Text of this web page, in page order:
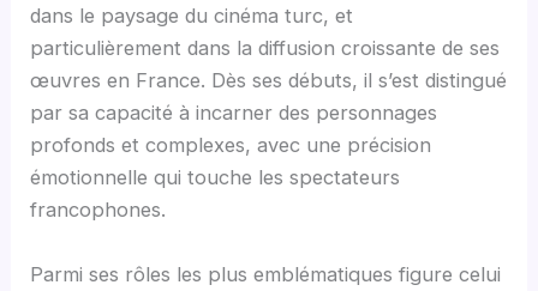
dans le paysage du cinéma turc, et
particulièrement dans la diffusion croissante de ses
œuvres en France. Dès ses débuts, il s’est distingué
par sa capacité à incarner des personnages
profonds et complexes, avec une précision
émotionnelle qui touche les spectateurs
francophones.
Parmi ses rôles les plus emblématiques figure celui